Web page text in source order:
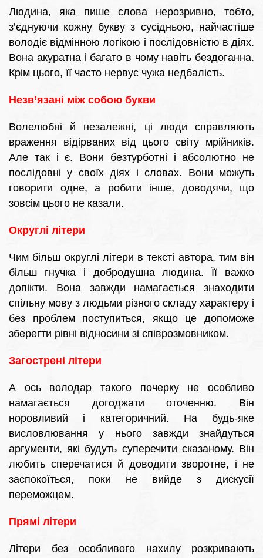
Людина, яка пише слова нерозривно, тобто,
з’єднуючи кожну букву з сусідньою, найчастіше
володіє відмінною логікою і послідовністю в діях.
Вона акуратна і багато в чому навіть бездоганна.
Крім цього, її часто нервує чужа недбалість.
Незв’язані між собою букви
Волелюбні й незалежні, ці люди справляють
враження відірваних від цього світу мрійників.
Але так і є. Вони безтурботні і абсолютно не
послідовні у своїх діях і словах. Вони можуть
говорити одне, а робити інше, доводячи, що
зовсім цього не казали.
Округлі літери
Чим більш округлі літери в тексті автора, тим він
більш гнучка і добродушна людина. Її важко
допікти. Вона завжди намагається знаходити
спільну мову з людьми різного складу характеру і
без проблем поступиться, якщо це допоможе
зберегти рівні відносини зі співрозмовником.
Загострені літери
А ось володар такого почерку не особливо
намагається догоджати оточенню. Він
норовливий і категоричний. На будь-яке
висловлювання у нього завжди знайдуться
аргументи, які будуть суперечити сказаному. Він
любить сперечатися й доводити зворотне, і не
заспокоїться, поки не вийде з дискусії
переможцем.
Прямі літери
Літери без особливого нахилу розкривають